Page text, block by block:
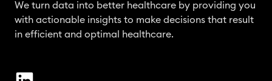
We turn data into better healthcare by providing you
with actionable insights to make decisions that result
in efficient and optimal healthcare.